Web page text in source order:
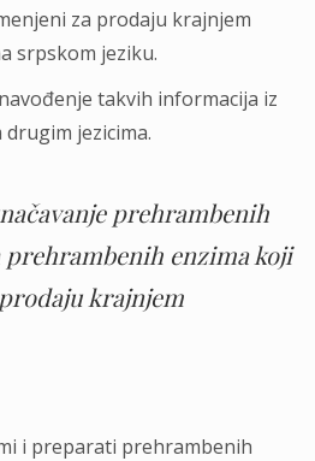
za prodaju krajnjem
srpskom jeziku.
takvih informacija iz
jezicima.
prehrambenih
enzima koji
krajnjem
i preparati prehrambenih